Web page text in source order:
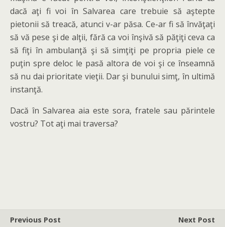
dacă aţi fi voi în Salvarea care trebuie să aştepte
pietonii să treacă, atunci v-ar păsa. Ce-ar fi să învăţaţi
să vă pese şi de alţii, fără ca voi înşivă să păţiţi ceva ca
să fiţi în ambulanţă şi să simţiţi pe propria piele ce
puţin spre deloc le pasă altora de voi şi ce înseamnă
să nu dai prioritate vieţii. Dar şi bunului simţ, în ultimă
instanţă.
Dacă în Salvarea aia este sora, fratele sau părintele
vostru? Tot aţi mai traversa?
Previous Post
Next Post